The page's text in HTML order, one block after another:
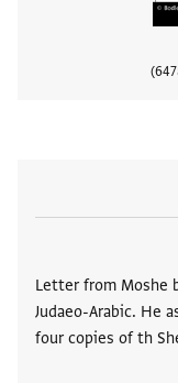
Letter from Moshe
Judaeo-Arabic. He
four copies of th